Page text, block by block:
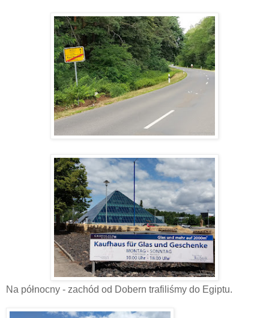
Na północny - zachód od Dobern trafiliśmy do Egiptu.